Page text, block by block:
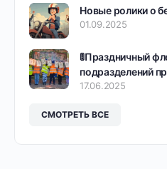
Новые ролики о
01.09.2025
🚦Праздничный
подразделений
17.06.2025
СМОТРЕТЬ ВСЕ